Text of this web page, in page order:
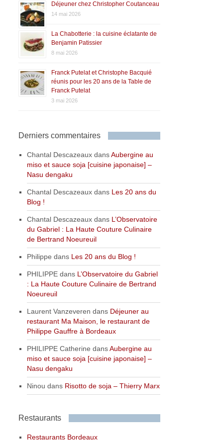
Déjeuner chez Christopher Coutanceau
14 mai 2026
La Chabotterie : la cuisine éclatante de
Benjamin Patissier
8 mai 2026
Franck Putelat et Christophe Bacquié
réunis pour les 20 ans de la Table de
Franck Putelat
3 mai 2026
Derniers commentaires
Chantal Descazeaux dansAubergine au
miso et sauce soja [cuisine japonaise] –
Nasu dengaku
Chantal Descazeaux dans Les 20 ans du
Blog !
Chantal Descazeaux dans L’Observatoire
du Gabriel : La Haute Couture Culinaire
de Bertrand Noeureuil
Philippe dans Les 20 ans du Blog !
PHILIPPE dans L’Observatoire du Gabriel
: La Haute Couture Culinaire de Bertrand
Noeureuil
Laurent Vanzeveren dans Déjeuner au
restaurant Ma Maison, le restaurant de
Philippe Gauffre à Bordeaux
PHILIPPE Catherine dansAubergine au
miso et sauce soja [cuisine japonaise] –
Nasu dengaku
Ninou dans Risotto de soja – Thierry Marx
Restaurants
Restaurants Bordeaux